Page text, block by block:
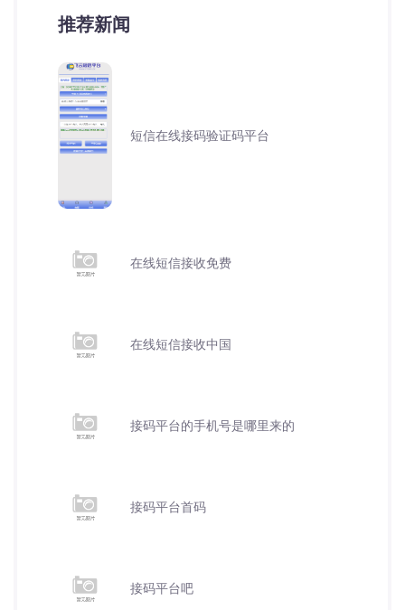
推荐新闻
短信在线接码验证码平台
在线短信接收免费
在线短信接收中国
接码平台的手机号是哪里来的
接码平台首码
接码平台吧